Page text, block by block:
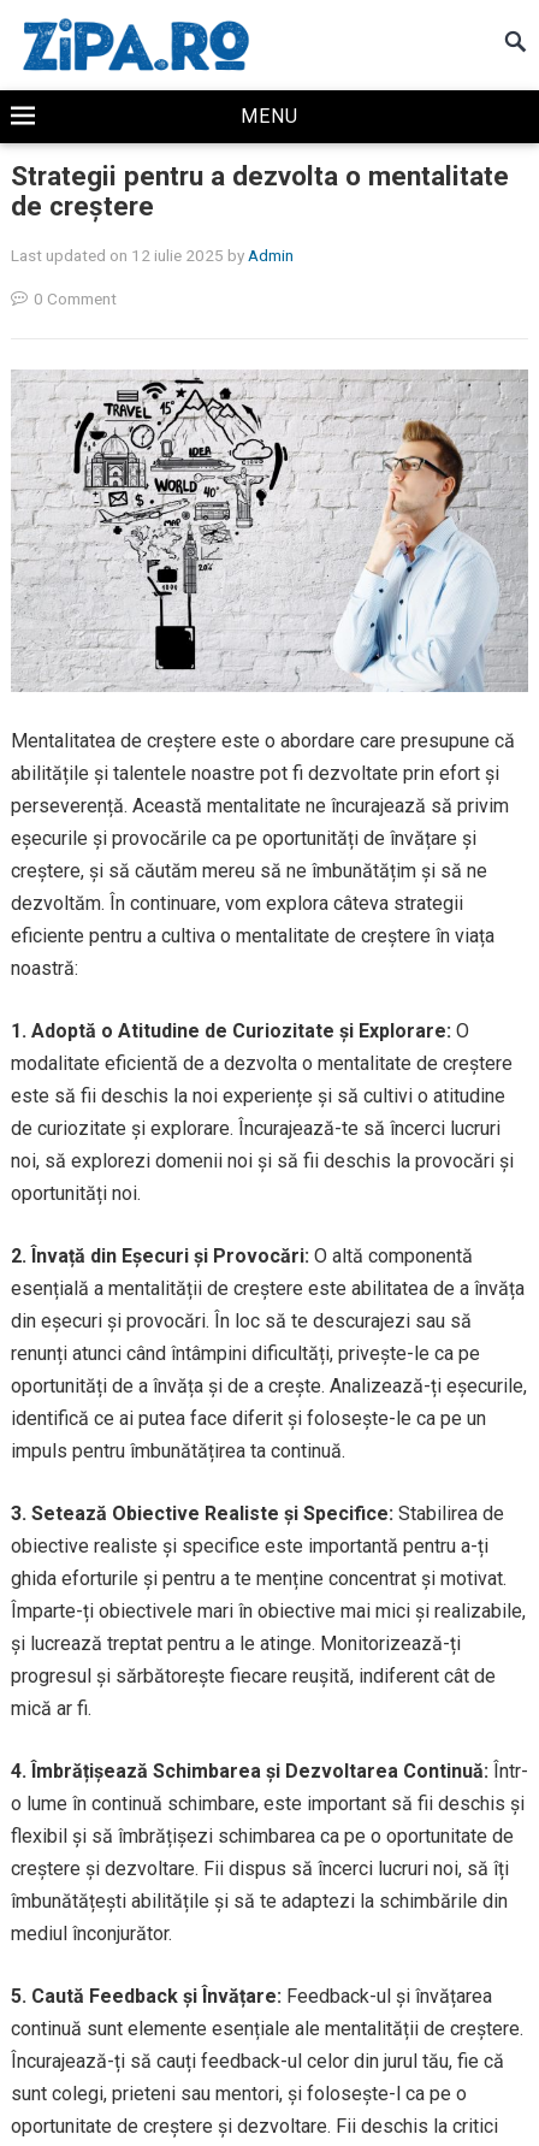
MENU
Strategii pentru a dezvolta o mentalitate
de creștere
Last updated on 12 iulie 2025 by Admin
0 Comment
Mentalitatea de creștere este o abordare care presupune că
abilitățile și talentele noastre pot fi dezvoltate prin efort și
perseverență. Această mentalitate ne încurajează să privim
eșecurile și provocările ca pe oportunități de învățare și
creștere, și să căutăm mereu să ne îmbunătățim și să ne
dezvoltăm. În continuare, vom explora câteva strategii
eficiente pentru a cultiva o mentalitate de creștere în viața
noastră:
1. Adoptă o Atitudine de Curiozitate și Explorare: O
modalitate eficientă de a dezvolta o mentalitate de creștere
este să fii deschis la noi experiențe și să cultivi o atitudine
de curiozitate și explorare. Încurajează-te să încerci lucruri
noi, să explorezi domenii noi și să fii deschis la provocări și
oportunități noi.
2. Învață din Eșecuri și Provocări: O altă componentă
esențială a mentalității de creștere este abilitatea de a învăța
din eșecuri și provocări. În loc să te descurajezi sau să
renunți atunci când întâmpini dificultăți, privește-le ca pe
oportunități de a învăța și de a crește. Analizează-ți eșecurile,
identifică ce ai putea face diferit și folosește-le ca pe un
impuls pentru îmbunătățirea ta continuă.
3. Setează Obiective Realiste și Specifice: Stabilirea de
obiective realiste și specifice este importantă pentru a-ți
ghida eforturile și pentru a te menține concentrat și motivat.
Împarte-ți obiectivele mari în obiective mai mici și realizabile,
și lucrează treptat pentru a le atinge. Monitorizează-ți
progresul și sărbătorește fiecare reușită, indiferent cât de
mică ar fi.
4. Îmbrățișează Schimbarea și Dezvoltarea Continuă: Într-
o lume în continuă schimbare, este important să fii deschis și
flexibil și să îmbrățișezi schimbarea ca pe o oportunitate de
creștere și dezvoltare. Fii dispus să încerci lucruri noi, să îți
îmbunătățești abilitățile și să te adaptezi la schimbările din
mediul înconjurător.
5. Caută Feedback și Învățare: Feedback-ul și învățarea
continuă sunt elemente esențiale ale mentalității de creștere.
Încurajează-ți să cauți feedback-ul celor din jurul tău, fie că
sunt colegi, prieteni sau mentori, și folosește-l ca pe o
oportunitate de creștere și dezvoltare. Fii deschis la critici